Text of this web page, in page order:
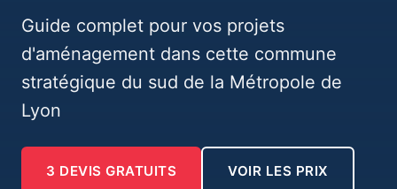
Guide complet pour vos projets
d'aménagement dans cette commune
stratégique du sud de la Métropole de
Lyon
3 DEVIS GRATUITS VOIR LES PRIX